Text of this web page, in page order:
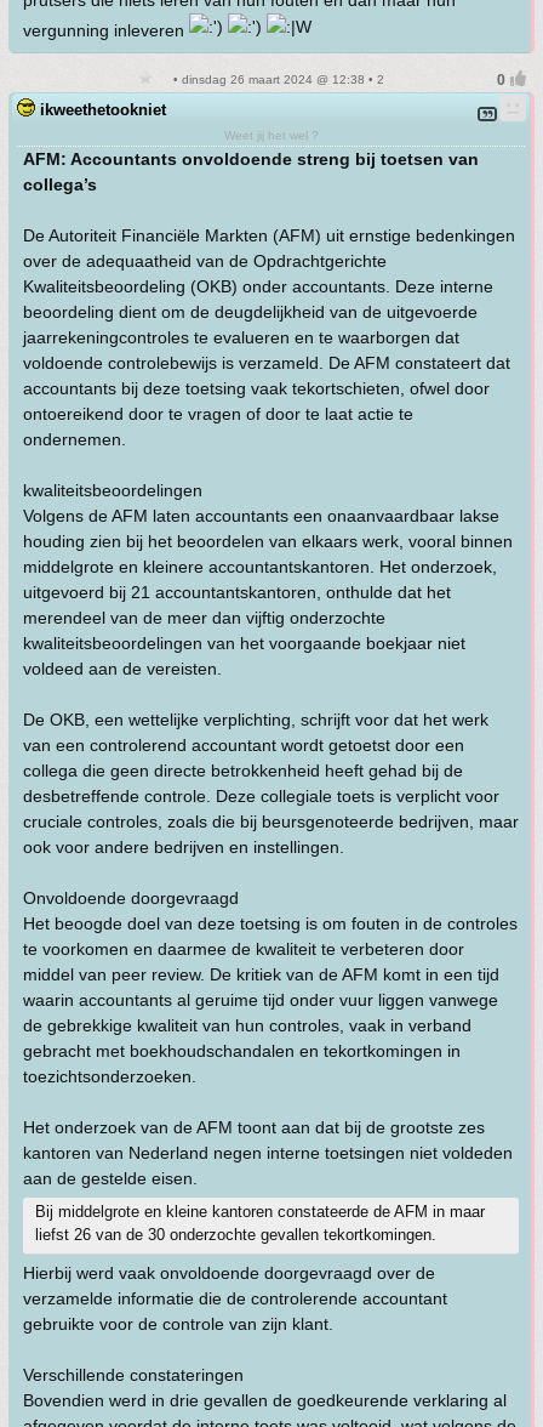
vergunning inleveren
• dinsdag 26 maart 2024 @ 12:38 • 2
ikweethetookniet
Weet jij het wel ?
AFM: Accountants onvoldoende streng bij toetsen van
collega’s
De Autoriteit Financiële Markten (AFM) uit ernstige bedenkingen
over de adequaatheid van de Opdrachtgerichte
Kwaliteitsbeoordeling (OKB) onder accountants. Deze interne
beoordeling dient om de deugdelijkheid van de uitgevoerde
jaarrekeningcontroles te evalueren en te waarborgen dat
voldoende controlebewijs is verzameld. De AFM constateert dat
accountants bij deze toetsing vaak tekortschieten, ofwel door
ontoereikend door te vragen of door te laat actie te
ondernemen.
kwaliteitsbeoordelingen
Volgens de AFM laten accountants een onaanvaardbaar lakse
houding zien bij het beoordelen van elkaars werk, vooral binnen
middelgrote en kleinere accountantskantoren. Het onderzoek,
uitgevoerd bij 21 accountantskantoren, onthulde dat het
merendeel van de meer dan vijftig onderzochte
kwaliteitsbeoordelingen van het voorgaande boekjaar niet
voldeed aan de vereisten.
De OKB, een wettelijke verplichting, schrijft voor dat het werk
van een controlerend accountant wordt getoetst door een
collega die geen directe betrokkenheid heeft gehad bij de
desbetreffende controle. Deze collegiale toets is verplicht voor
cruciale controles, zoals die bij beursgenoteerde bedrijven, maar
ook voor andere bedrijven en instellingen.
Onvoldoende doorgevraagd
Het beoogde doel van deze toetsing is om fouten in de controles
te voorkomen en daarmee de kwaliteit te verbeteren door
middel van peer review. De kritiek van de AFM komt in een tijd
waarin accountants al geruime tijd onder vuur liggen vanwege
de gebrekkige kwaliteit van hun controles, vaak in verband
gebracht met boekhoudschandalen en tekortkomingen in
toezichtsonderzoeken.
Het onderzoek van de AFM toont aan dat bij de grootste zes
kantoren van Nederland negen interne toetsingen niet voldeden
aan de gestelde eisen.
Bij middelgrote en kleine kantoren constateerde de AFM in maar
liefst 26 van de 30 onderzochte gevallen tekortkomingen.
Hierbij werd vaak onvoldoende doorgevraagd over de
verzamelde informatie die de controlerende accountant
gebruikte voor de controle van zijn klant.
Verschillende constateringen
Bovendien werd in drie gevallen de goedkeurende verklaring al